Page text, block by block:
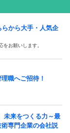
らから大手・人気企
お願いします。
職へご招待！
未来をつくる力～最
専門企業の会社説